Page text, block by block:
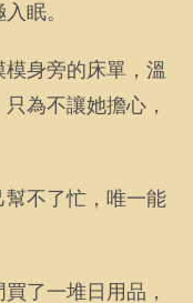
眠。
身旁的床單，溫
為不讓她擔心，
不了忙，唯一能
了一堆日用品，